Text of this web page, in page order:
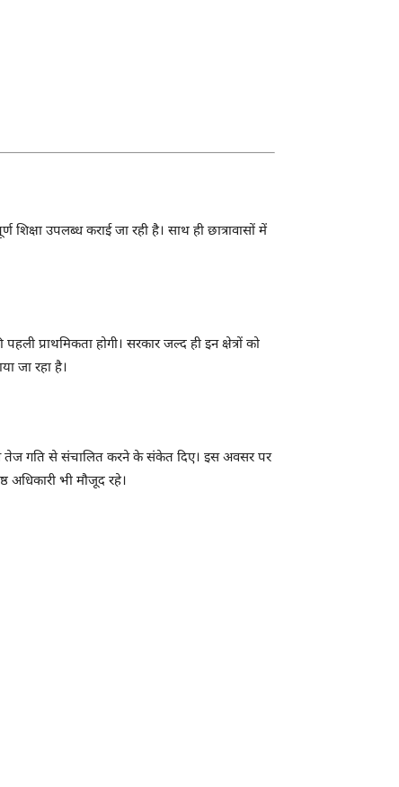
उपलब्ध कराई जा रही है। साथ ही छात्रावासों में
प्राथमिकता होगी। सरकार जल्द ही इन क्षेत्रों को
जा रहा है।
एवं तेज गति से संचालित करने के संकेत दिए। इस अवसर पर
अधिकारी भी मौजूद रहे।